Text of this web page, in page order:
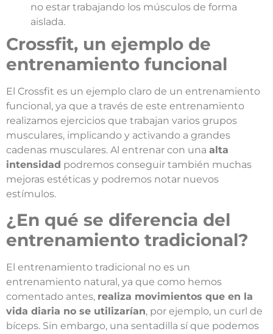
no estar trabajando los músculos de forma
aislada.
Crossfit, un ejemplo de
entrenamiento funcional
El Crossfit es un ejemplo claro de un entrenamiento
funcional, ya que a través de este entrenamiento
realizamos ejercicios que trabajan varios grupos
musculares, implicando y activando a grandes
cadenas musculares. Al entrenar con una alta
intensidad podremos conseguir también muchas
mejoras estéticas y podremos notar nuevos
estímulos.
¿En qué se diferencia del
entrenamiento tradicional?
El entrenamiento tradicional no es un
entrenamiento natural, ya que como hemos
comentado antes, realiza movimientos que en la
vida diaria no se utilizarían, por ejemplo, un curl de
bíceps. Sin embargo, una sentadilla sí que podemos